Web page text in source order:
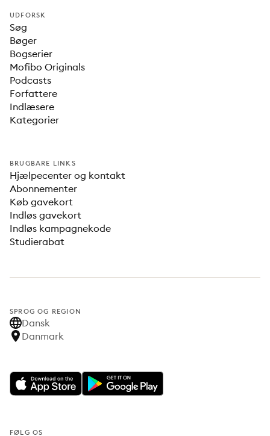
UDFORSK
Søg
Bøger
Bogserier
Mofibo Originals
Podcasts
Forfattere
Indlæsere
Kategorier
BRUGBARE LINKS
Hjælpecenter og kontakt
Abonnementer
Køb gavekort
Indløs gavekort
Indløs kampagnekode
Studierabat
SPROG OG REGION
Dansk
Danmark
FØLG OS